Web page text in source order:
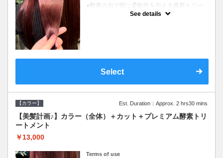
●酵素の力で髪に柔軟性を与える最新トリー
トメント●ＳＢ込●長さ料金あり《こちらのク
ーポンご利用のお客様のみ》オリジナル酵素
See details
Select
【カラー】 Est. Duration：Approx. 2 hrs30 mins
【美髪計画♪】カラー（全体）＋カット＋プレミアム酵素トリ
ートメント
￥13,000
Terms of use